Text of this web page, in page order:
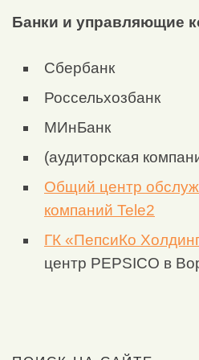
Банки и управляющие
Сбербанк
Россельхозбанк
МИнБанк
(аудиторская
Общий центр
компаний Tele2
ГК «ПепсиКо
центр PEPSICO в